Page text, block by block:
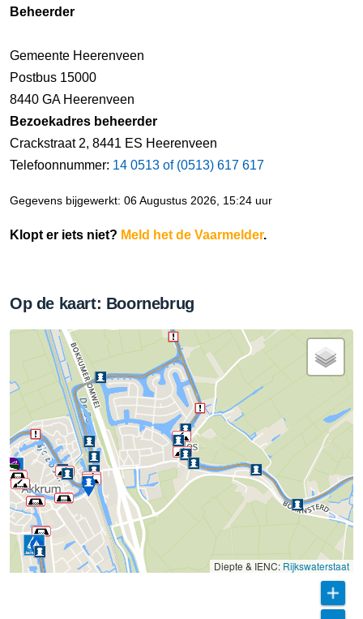
Beheerder
Gemeente Heerenveen
Postbus 15000
8440 GA Heerenveen
Bezoekadres beheerder
Crackstraat 2, 8441 ES Heerenveen
Telefoonnummer: 14 0513 of (0513) 617 617
Gegevens bijgewerkt: 06 Augustus 2026, 15:24 uur
Klopt er iets niet? Meld het de Vaarmelder.
Op de kaart: Boornebrug
Diepte & IENC: Rijkswaterstaat